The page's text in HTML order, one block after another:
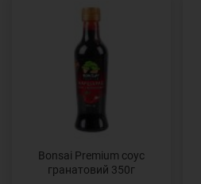
Bonsai Premium соус
гранатовий 350г